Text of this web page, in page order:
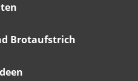
Brotaufstrich